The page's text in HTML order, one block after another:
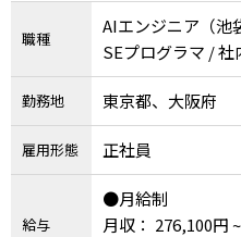
職種
AIエンジニア（池
SEプログラマ /
勤務地 東京都、大阪府
雇用形態 正社員
給与
●月給制
月収： 276,100円